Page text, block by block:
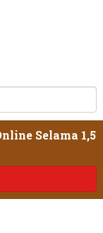
Selama 1,5